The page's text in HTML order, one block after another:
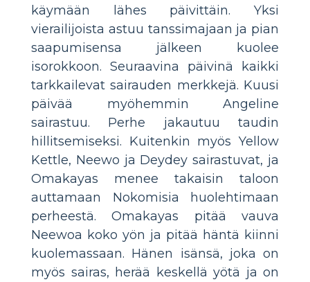
käymään lähes päivittäin. Yksi
vierailijoista astuu tanssimajaan ja pian
saapumisensa jälkeen kuolee
isorokkoon. Seuraavina päivinä kaikki
tarkkailevat sairauden merkkejä. Kuusi
päivää myöhemmin Angeline
sairastuu. Perhe jakautuu taudin
hillitsemiseksi. Kuitenkin myös Yellow
Kettle, Neewo ja Deydey sairastuvat, ja
Omakayas menee takaisin taloon
auttamaan Nokomisia huolehtimaan
perheestä. Omakayas pitää vauva
Neewoa koko yön ja pitää häntä kiinni
kuolemassaan. Hänen isänsä, joka on
myös sairas, herää keskellä yötä ja on